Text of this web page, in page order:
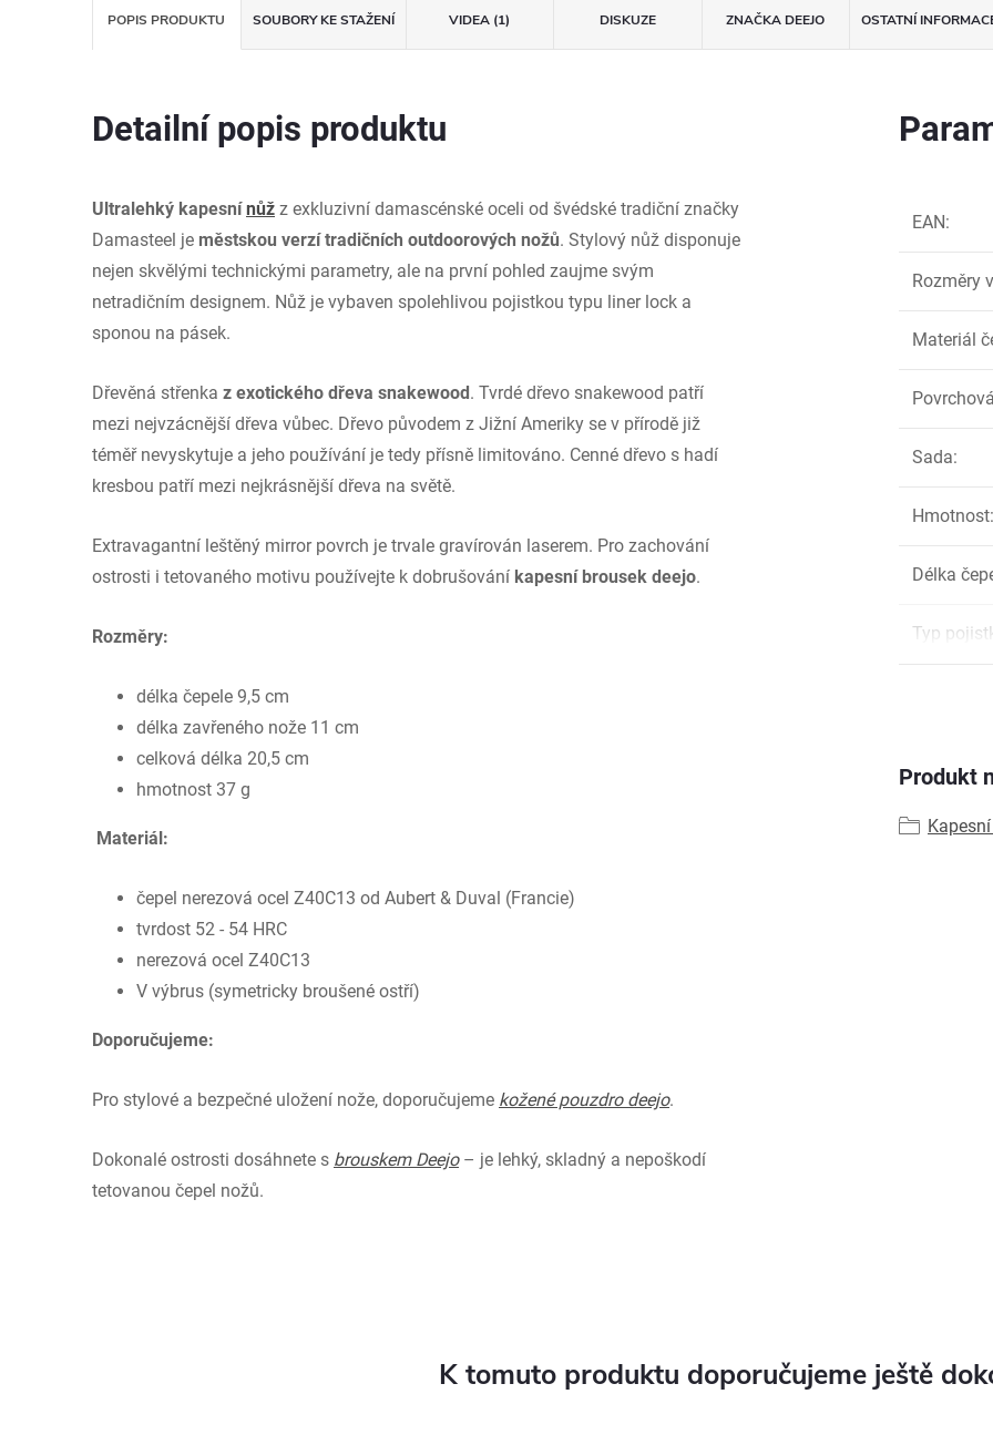
POPIS PRODUKTU SOUBORY KE STAŽENÍ VIDEA (1) DISKUZE ZNAČKA DEEJO OSTATNÍ
Detailní popis produktu
Ultralehký kapesnínůž z exkluzivní damascénské oceli od švédské tradiční značky
Damasteel je městskou verzí tradičních outdoorových nožů. Stylový nůž disponuje
nejen skvělými technickými parametry, ale na první pohled zaujme svým
netradičním designem. Nůž je vybaven spolehlivou pojistkou typu liner lock a
sponou na pásek.
Dřevěná střenka z exotického dřeva snakewood. Tvrdé dřevo snakewood patří
mezi nejvzácnější dřeva vůbec. Dřevo původem z Jižní Ameriky se v přírodě již
téměř nevyskytuje a jeho používání je tedy přísně limitováno. Cenné dřevo s hadí
kresbou patří mezi nejkrásnější dřeva na světě.
Extravagantní leštěný mirror povrch je trvale gravírován laserem. Pro zachování
ostrosti i tetovaného motivu používejte k dobrušování kapesní brousek deejo.
Rozměry:
délka čepele 9,5 cm
délka zavřeného nože 11 cm
celková délka 20,5 cm
hmotnost 37 g
Materiál:
čepel nerezová ocel Z40C13 od Aubert & Duval (Francie)
tvrdost 52 - 54 HRC
nerezová ocel Z40C13
V výbrus (symetricky broušené ostří)
Doporučujeme:
Pro stylové a bezpečné uložení nože, doporučujeme kožené pouzdro deejo.
Dokonalé ostrosti dosáhnete s brouskem Deejo– je lehký, skladný a nepoškodí
tetovanou čepel nožů.
EAN:
Rozměry
Materiál
Sada:
Hmotnost:
Délka
Typ
Produkt
K tomuto produktu doporučujeme ještě